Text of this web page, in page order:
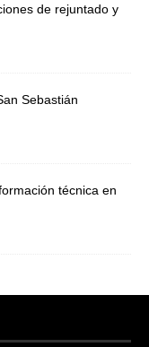
de rejuntado y
Sebastián
técnica en